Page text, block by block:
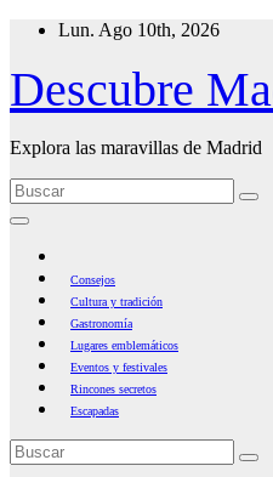
contenido
Lun. Ago 10th, 2026
Descubre
Explora las maravillas de Madrid
Consejos
Cultura y tradición
Gastronomía
Lugares emblemáticos
Eventos y festivales
Rincones secretos
Escapadas